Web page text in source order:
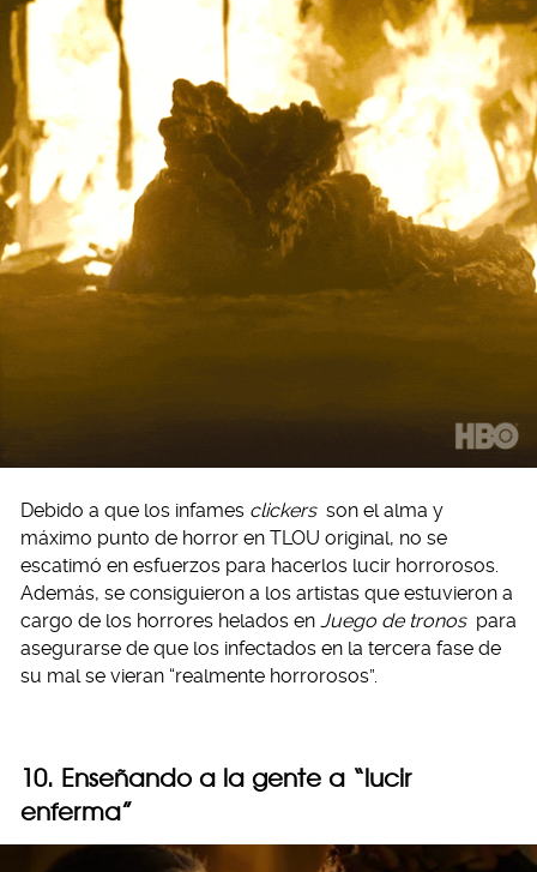
Debido a que los infames clickers son el alma y
máximo punto de horror en TLOU original, no se
escatimó en esfuerzos para hacerlos lucir horrorosos.
Además, se consiguieron a los artistas que estuvieron a
cargo de los horrores helados en Juego de tronos para
asegurarse de que los infectados en la tercera fase de
su mal se vieran “realmente horrorosos”.
10. Enseñando a la gente a “lucir
enferma”